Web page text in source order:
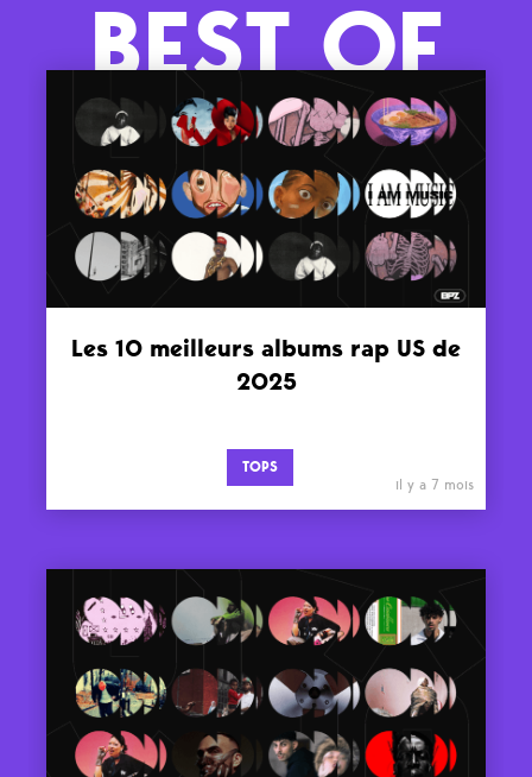
BEST OF
Les 10 meilleurs albums rap US de
2025
TOPS
il y a 7 mois